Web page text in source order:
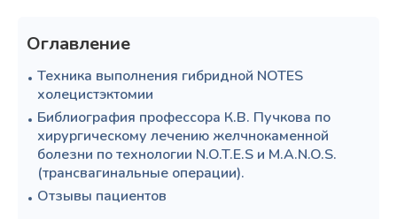
Оглавление
Техника выполнения гибридной NOTES
холецистэктомии
Библиография профессора К.В. Пучкова по
хирургическому лечению желчнокаменной
болезни по технологии N.O.T.E.S и M.A.N.O.S.
(трансвагинальные операции).
Отзывы пациентов